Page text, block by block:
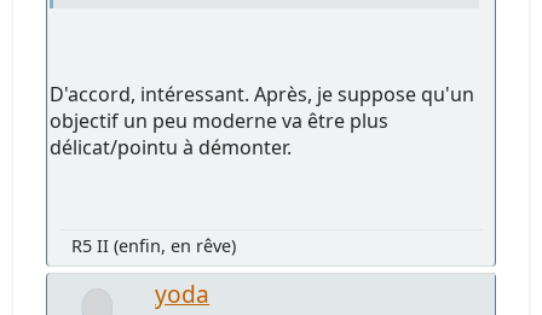
D'accord, intéressant. Après, je suppose qu'un
objectif un peu moderne va être plus
délicat/pointu à démonter.
R5 II (enfin, en rêve)
yoda